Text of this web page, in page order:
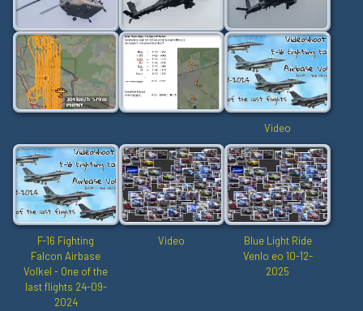
Video
F-16 Fighting
Falcon Airbase
Volkel - One of the
last flights 24-09-
2024
Video
Blue Light Ride
Venlo eo 10-12-
2025